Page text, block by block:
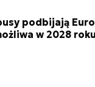
podbijają
w 2028 roku